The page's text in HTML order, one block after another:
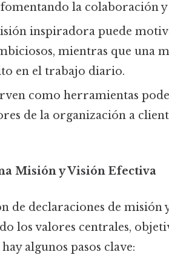
la colaboración
inspiradora puede
mientras que una
en el trabajo diario.
como herramientas
de la organización a
Misión y Visión Efectiva
de declaraciones de misión
los valores centrales,
algunos pasos clave: